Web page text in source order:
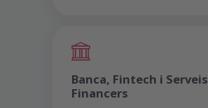
Banca, Fintech i Serveis
Financers